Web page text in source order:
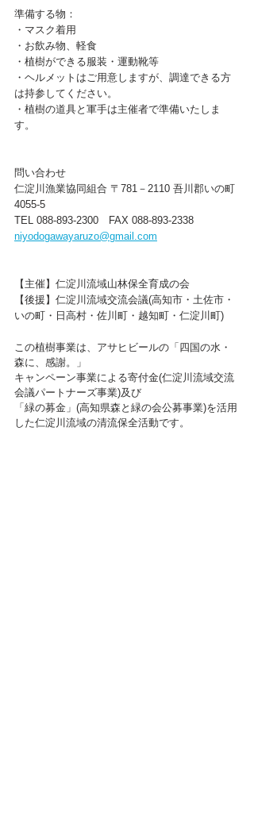
準備する物：
・マスク着用
・お飲み物、軽食
・植樹ができる服装・運動靴等
・ヘルメットはご用意しますが、調達できる方
は持参してください。
・植樹の道具と軍手は主催者で準備いたしま
す。
問い合わせ
仁淀川漁業協同組合 〒781－2110 吾川郡いの町
4055-5
TEL 088-893-2300　FAX 088-893-2338
niyodogawayaruzo@gmail.com
【主催】仁淀川流域山林保全育成の会
【後援】仁淀川流域交流会議(高知市・土佐市・
いの町・日高村・佐川町・越知町・仁淀川町)
この植樹事業は、アサヒビールの「四国の水・
森に、感謝。」
キャンペーン事業による寄付金(仁淀川流域交流
会議パートナーズ事業)及び
「緑の募金」(高知県森と緑の会公募事業)を活用
した仁淀川流域の清流保全活動です。